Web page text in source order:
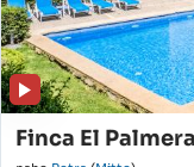
Finca El